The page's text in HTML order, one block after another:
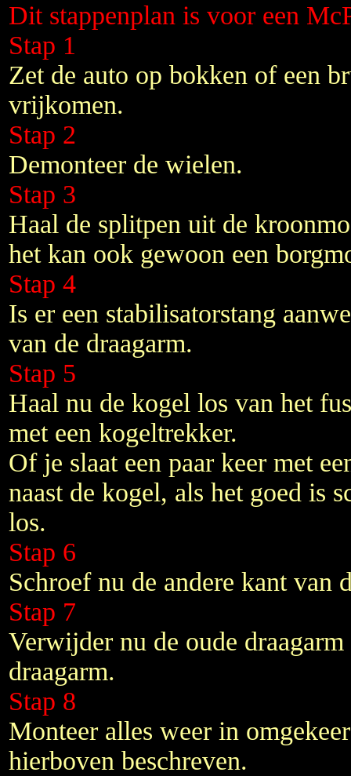
Dit stappenplan is voor een
Stap 1
Zet de auto op bokken of een
vrijkomen.
Stap 2
Demonteer de wielen.
Stap 3
Haal de splitpen uit de
het kan ook gewoon een
Stap 4
Is er een stabilisatorstang
van de draagarm.
Stap 5
Haal nu de kogel los van het
met een kogeltrekker.
Of je slaat een paar keer met
naast de kogel, als het goed is
los.
Stap 6
Schroef nu de andere kant van
Stap 7
Verwijder nu de oude
draagarm.
Stap 8
Monteer alles weer in
hierboven beschreven.